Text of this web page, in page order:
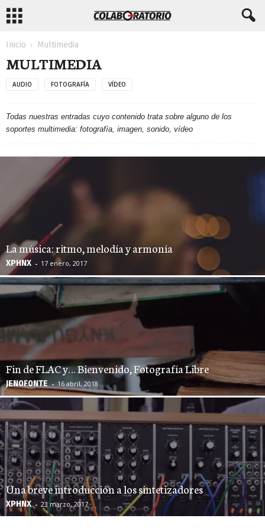
Inicio Multimedia
MULTIMEDIA
AUDIO FOTOGRAFÍA VÍDEO
Todas nuestras entradas cuyo contenido trata sobre alguno de los
soportes multimedia: fotografía, imagen, sonido, vídeo
La música: ritmo, melodía y armonía
XPHNX - 17 enero, 2017
Fin de FLAC y… Bienvenido, Fotografía Libre
JEN0F0NTE - 16 abril, 2018
Una breve introducción a los sintetizadores
XPHNX - 23 marzo, 2017